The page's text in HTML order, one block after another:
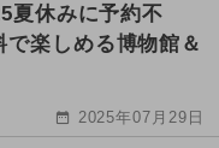
夏休みに予約不
楽しめる博物館＆
2025年07月29日